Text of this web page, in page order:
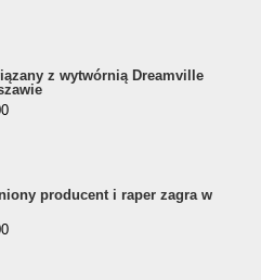
z wytwórnią Dreamville
producent i raper zagra w